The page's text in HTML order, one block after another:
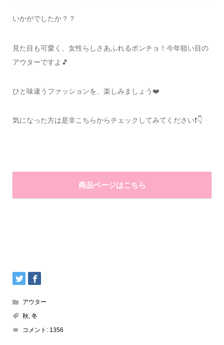
いかがでしたか？？
見た目も可愛く、女性らしさあふれるポンチョ！今年狙い目の
アウターですよ🎵
ひと味違うファッションを、楽しみましょう❤️
気になった方は是非こちらからチェックしてみてください❗👇
商品ページはこちら
アウター
秋, 冬
コメント: 1356